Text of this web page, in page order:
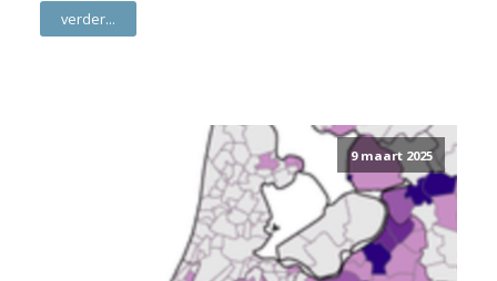
verder...
9 maart 2025